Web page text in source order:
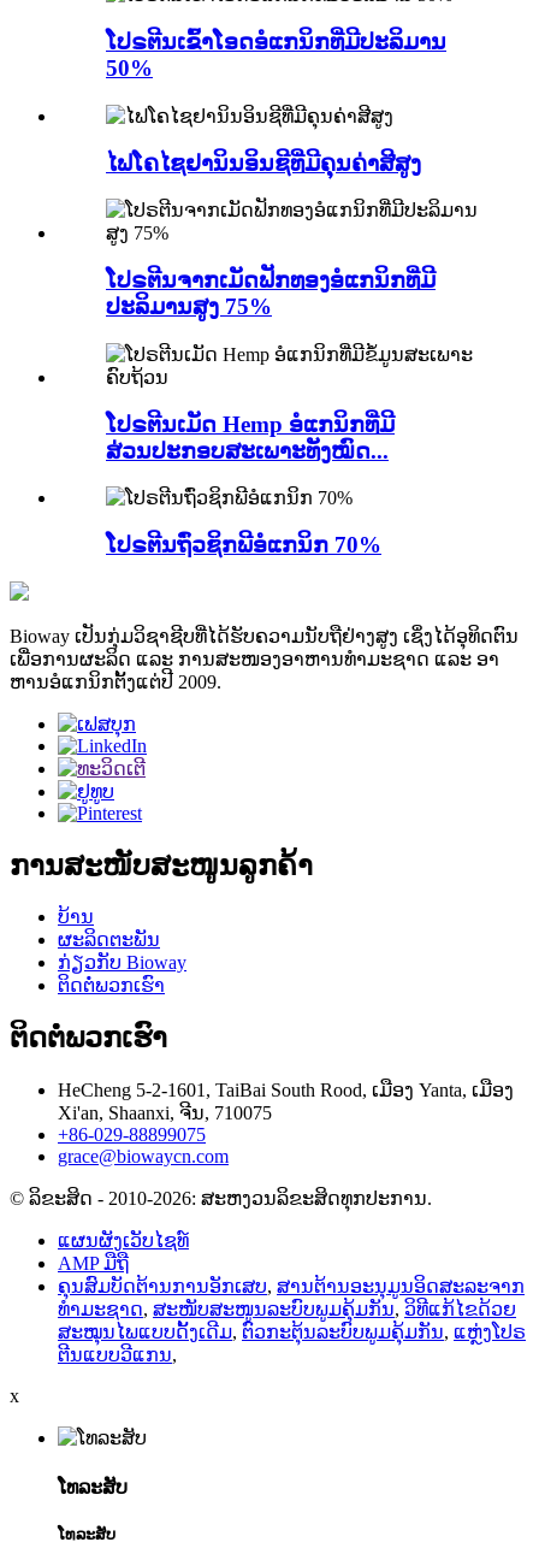
ໂປຣຕີນເຂົ້າໂອດອໍແກນິກທີ່ມີປະລິມານ
50%
ໄຟໂຄໄຊຢານິນອິນຊີທີ່ມີຄຸນຄ່າສີສູງ
ໂປຣຕີນຈາກເມັດຟັກທອງອໍແກນິກທີ່ມີ
ປະລິມານສູງ 75%
ໂປຣຕີນເມັດ Hemp ອໍແກນິກທີ່ມີ
ສ່ວນປະກອບສະເພາະທັງໝົດ...
ໂປຣຕີນຖົ່ວຊິກພີອໍແກນິກ 70%
Bioway ເປັນກຸ່ມວິຊາຊີບທີ່ໄດ້ຮັບຄວາມນັບຖືຢ່າງສູງ ເຊິ່ງໄດ້ອຸທິດຕົນ
ເພື່ອການຜະລິດ ແລະ ການສະໜອງອາຫານທຳມະຊາດ ແລະ ອາ
ຫານອໍແກນິກຕັ້ງແຕ່ປີ 2009.
ການສະໜັບສະໜູນລູກຄ້າ
ບ້ານ
ຜະລິດຕະພັນ
ກ່ຽວກັບ Bioway
ຕິດຕໍ່ພວກເຮົາ
ຕິດຕໍ່ພວກເຮົາ
HeCheng 5-2-1601, TaiBai South Rood, ເມືອງ Yanta, ເມືອງ
Xi'an, Shaanxi, ຈີນ, 710075
+86-029-88899075
grace@biowaycn.com
© ລິຂະສິດ - 2010-2026: ສະຫງວນລິຂະສິດທຸກປະການ.
ແຜນຜັງເວັບໄຊທ໌
AMP ມືຖື
ຄຸນສົມບັດຕ້ານການອັກເສບ, ສານຕ້ານອະນຸມູນອິດສະລະຈາກ
ທຳມະຊາດ, ສະໜັບສະໜູນລະບົບພູມຄຸ້ມກັນ, ວິທີແກ້ໄຂດ້ວຍ
ສະໝຸນໄພແບບດັ້ງເດີມ, ຕົວກະຕຸ້ນລະບົບພູມຄຸ້ມກັນ, ແຫຼ່ງໂປຣ
ຕີນແບບວີແກນ,
x
ໂທລະສັບ
ໂທລະສັບ